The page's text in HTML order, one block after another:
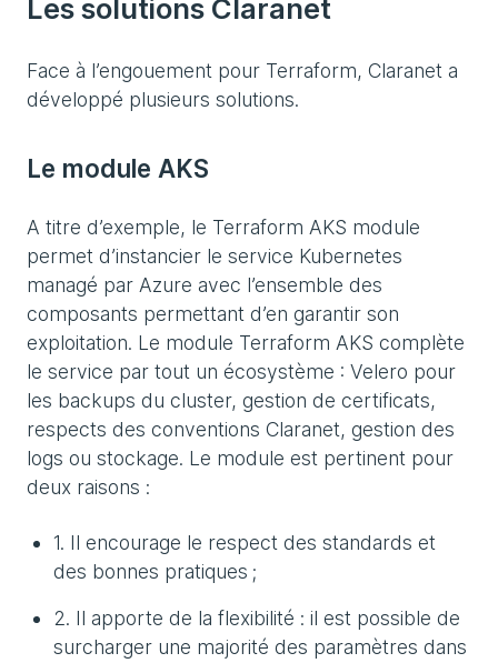
Les solutions Claranet
Face à l’engouement pour Terraform, Claranet a
développé plusieurs solutions.
Le module AKS
A titre d’exemple, le Terraform AKS module
permet d’instancier le service Kubernetes
managé par Azure avec l’ensemble des
composants permettant d’en garantir son
exploitation. Le module Terraform AKS complète
le service par tout un écosystème : Velero pour
les backups du cluster, gestion de certificats,
respects des conventions Claranet, gestion des
logs ou stockage. Le module est pertinent pour
deux raisons :
1. Il encourage le respect des standards et
des bonnes pratiques ;
2. Il apporte de la flexibilité : il est possible de
surcharger une majorité des paramètres dans